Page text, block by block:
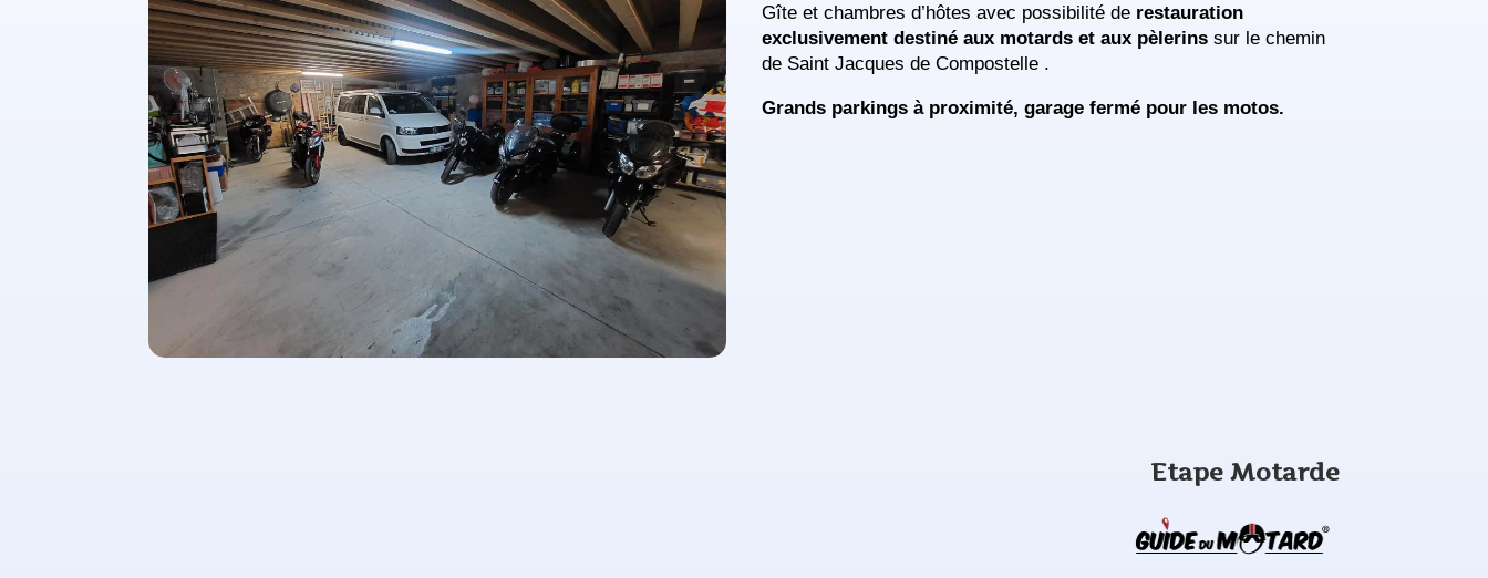
Gîte et chambres d’hôtes avec possibilité de restauration
exclusivement destiné aux motards et aux pèlerins sur le chemin
de Saint Jacques de Compostelle .
Grands parkings à proximité, garage fermé pour les motos.
Etape Motarde